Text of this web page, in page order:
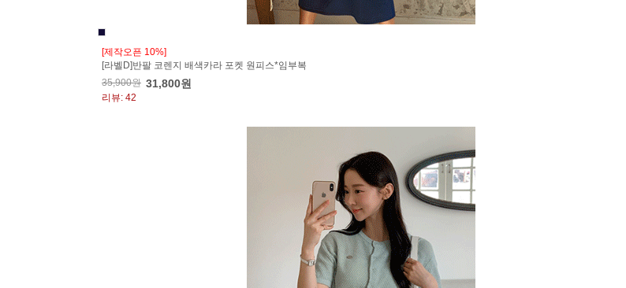
[제작오픈 10%]
[라벨D]반팔 코렌지 배색카라 포켓 원피스*임부복
35,900원 31,800원
리뷰: 42